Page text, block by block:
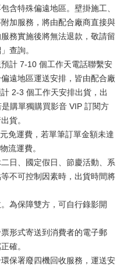
含特殊偏遠地區。壁掛施工、
加服務，將由配合廠商直接與
務實施後將無法退款，敬請留
」查詢。
計 7-10 個工作天電話聯繫安
遠地區運送安排，皆由配合廠
2-3 個工作天安排出貨，出
購單獨購買影音 VIP 訂閱方
貨。
免運費，若單筆訂單金額未達
流運費。
日、國定假日、節慶活動、系
不可控制因素時，出貨時間將
為保障雙方，可自行錄影開
形式寄送到消費者的電子郵
確。
保署廢四機回收服務，運送安